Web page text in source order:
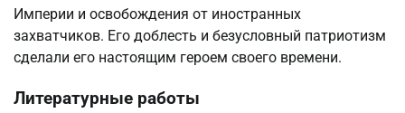
Империи и освобождения от иностранных
захватчиков. Его доблесть и безусловный патриотизм
сделали его настоящим героем своего времени.
Литературные работы